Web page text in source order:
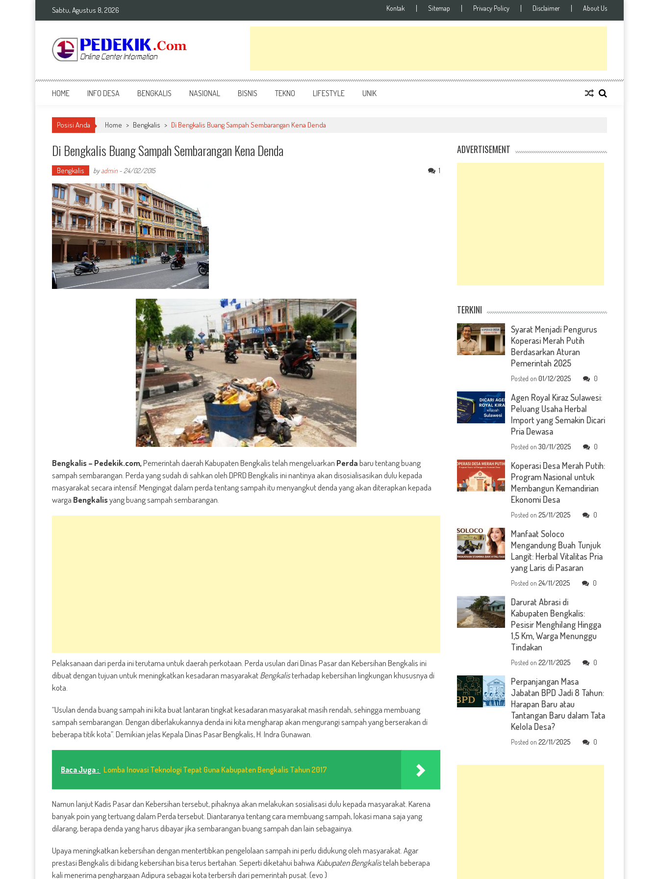
Sabtu, Agustus 8, 2026 Kontak Sitemap Privacy Policy Disclaimer About Us
Top Info
HOME INFO DESA BENGKALIS NASIONAL BISNIS TEKNO LIFESTYLE UNIK
Posisi Anda Home > Bengkalis > Di Bengkalis Buang Sampah Sembarangan Kena Denda
Di Bengkalis Buang Sampah Sembarangan Kena Denda
Bengkalis byadmin - 24/02/2015 1
Bengkalis – Pedekik.com,Pemerintah daerah Kabupaten Bengkalis telah mengeluarkan Perdabaru tentang buang
sampah sembarangan. Perda yang sudah di sahkan oleh DPRD Bengkalis ini nantinya akan disosialisasikan dulu kepada
masyarakat secara intensif. Mengingat dalam perda tentang sampah itu menyangkut denda yang akan diterapkan kepada
warga Bengkalisyang buang sampah sembarangan.
Pelaksanaan dariperda ini terutama untuk daerah perkotaan. Perda usulan dari Dinas Pasar dan Kebersihan Bengkalis ini
dibuat dengan tujuan untuk meningkatkan kesadaran masyarakatBengkalisterhadap kebersihan lingkungan khususnya di
kota.
“Usulan denda buang sampah ini kita buat lantaran tingkat kesadaran masyarakat masih rendah, sehingga membuang
sampah sembarangan. Dengan diberlakukannya denda ini kita mengharap akan mengurangi sampah yang berserakan di
beberapa titik kota”. Demikian jelas Kepala Dinas Pasar Bengkalis, H. Indra Gunawan.
Baca Juga : Lomba Inovasi Teknologi Tepat Guna Kabupaten Bengkalis Tahun 2017
Namun lanjut Kadis Pasar dan Kebersihan tersebut, pihaknya akan melakukan sosialisasi dulu kepada masyarakat. Karena
banyak poin yang tertuang dalam Perda tersebut. Diantaranya tentang cara membuang sampah, lokasi mana saja yang
dilarang, berapa denda yang harus dibayar jika sembarangan buang sampah dan lain sebagainya.
Upaya meningkatkan kebersihan dengan mentertibkan pengelolaan sampah ini perlu didukung oleh masyarakat. Agar
prestasi Bengkalis di bidang kebersihan bisa terus bertahan. Seperti diketahui bahwa Kabupaten Bengkalistelah beberapa
kali menerima penghargaan Adipura sebagai kota terbersih dari pemerintah pusat. (evo )
ADVERTISEMENT
TERKINI
Syarat Menjadi Pengurus
Koperasi Merah Putih
Berdasarkan Aturan
Pemerintah 2025
Posted on01/12/2025 0
Agen Royal Kiraz Sulawesi:
Peluang Usaha Herbal
Import yang Semakin Dicari
Pria Dewasa
Posted on30/11/2025 0
Koperasi Desa Merah Putih:
Program Nasional untuk
Membangun Kemandirian
Ekonomi Desa
Posted on25/11/2025 0
Manfaat Soloco
Mengandung Buah Tunjuk
Langit: Herbal Vitalitas Pria
yang Laris di Pasaran
Posted on24/11/2025 0
Darurat Abrasi di
Kabupaten Bengkalis:
Pesisir Menghilang Hingga
1,5 Km, Warga Menunggu
Tindakan
Posted on22/11/2025 0
Perpanjangan Masa
Jabatan BPD Jadi 8 Tahun:
Harapan Baru atau
Tantangan Baru dalam Tata
Kelola Desa?
Posted on22/11/2025 0